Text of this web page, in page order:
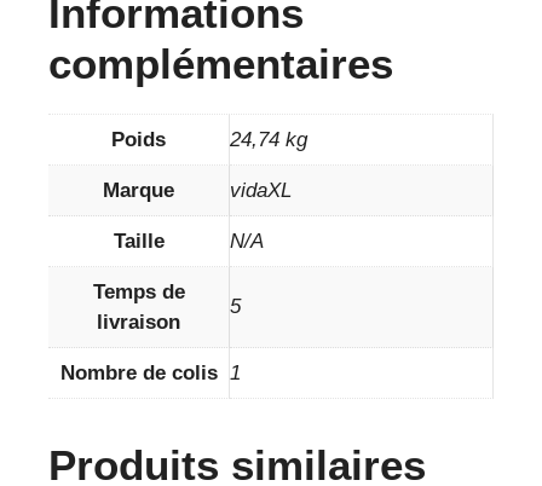
Informations
complémentaires
Poids 24,74 kg
Marque vidaXL
Taille N/A
Temps de
livraison
5
Nombre de colis 1
Produits similaires